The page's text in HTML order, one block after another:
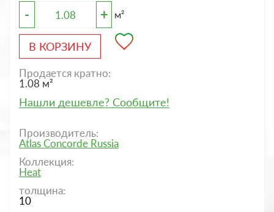
- + м²
В КОРЗИНУ
Продается кратно:
1.08 м²
Нашли дешевле? Сообщите!
Производитель:
Atlas Concorde Russia
Коллекция:
Heat
толщина:
10